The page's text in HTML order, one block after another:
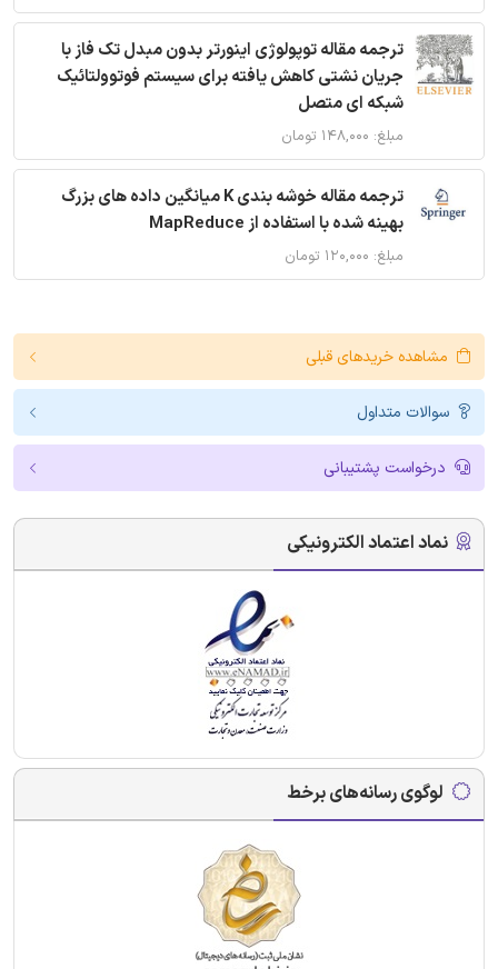
ترجمه مقاله توپولوژی اینورتر بدون مبدل تک فاز با
جریان نشتی کاهش یافته برای سیستم فوتوولتائیک
شبکه ای متصل
مبلغ: ۱۴۸,۰۰۰ تومان
ترجمه مقاله خوشه بندی K میانگین داده های بزرگ
بهینه شده با استفاده از MapReduce
مبلغ: ۱۲۰,۰۰۰ تومان
مشاهده خریدهای قبلی
سوالات متداول
درخواست پشتیبانی
نماد اعتماد الکترونیکی
لوگوی رسانه‌های برخط